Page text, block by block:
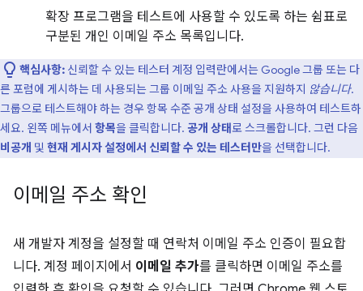
확장 프로그램을 테스트에 사용할 수 있도록 하는 쉼표로
구분된 개인 이메일 주소 목록입니다.
핵심사항: 신뢰할 수 있는 테스터 계정 입력란에서는 Google 그룹 또는 다
른 포럼에 게시하는 데 사용되는 그룹 이메일 주소 사용을 지원하지 않습니다.
그룹으로 테스트해야 하는 경우 항목 수준 공개 상태 설정을 사용하여 테스트하
세요. 왼쪽 메뉴에서 항목을 클릭합니다. 공개 상태로 스크롤합니다. 그런 다음
비공개 및 현재 게시자 설정에서 신뢰할 수 있는 테스터만을 선택합니다.
이메일 주소 확인
새 개발자 계정을 설정할 때 연락처 이메일 주소 인증이 필요합
니다. 계정 페이지에서 이메일 추가를 클릭하면 이메일 주소를